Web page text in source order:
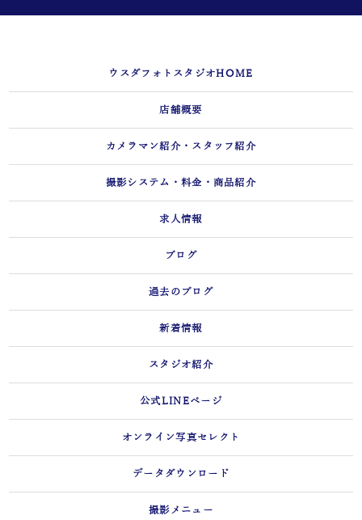
ウスダフォトスタジオHOME
店舗概要
カメラマン紹介・スタッフ紹介
撮影システム・料金・商品紹介
求人情報
ブログ
過去のブログ
新着情報
スタジオ紹介
公式LINEページ
オンライン写真セレクト
データダウンロード
撮影メニュー